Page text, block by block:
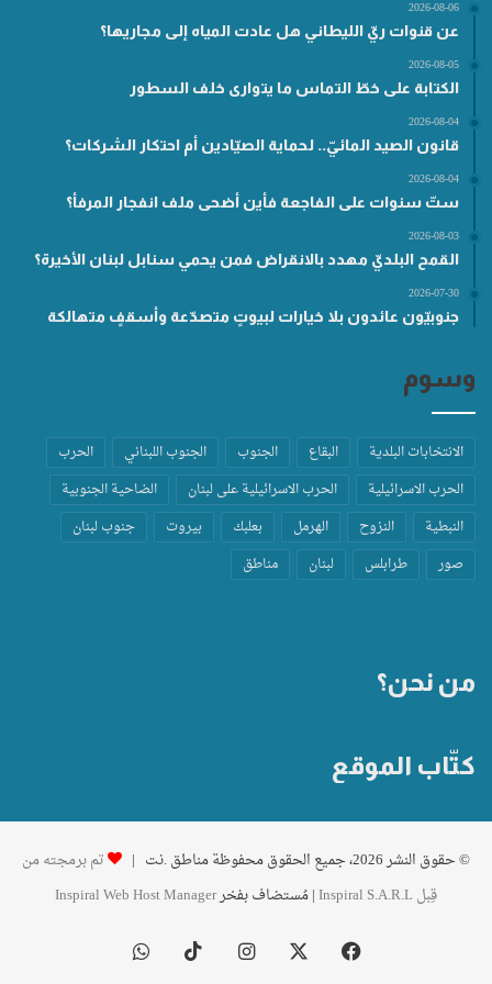
2026-08-06
عن قنوات ريّ الليطاني هل عادت المياه إلى مجاريها؟
2026-08-05
الكتابة على خطّ التماس ما يتوارى خلف السطور
2026-08-04
قانون الصيد المائيّ.. لحماية الصيّادين أم احتكار الشركات؟
2026-08-04
ستّ سنوات على الفاجعة فأين أضحى ملف انفجار المرفأ؟
2026-08-03
القمح البلديّ مهدد بالانقراض فمن يحمي سنابل لبنان الأخيرة؟
2026-07-30
جنوبيّون عائدون بلا خيارات لبيوتٍ متصدّعة وأسقفٍ متهالكة
وسوم
الانتخابات البلدية البقاع الجنوب الجنوب اللبناني
الحرب
الحرب الاسرائيلية
الحرب الاسرائيلية على لبنان
الضاحية الجنوبية
النبطية
النزوح الهرمل بعلبك بيروت
جنوب لبنان
صور
طرابلس لبنان مناطق
من نحن؟
كتّاب الموقع
© حقوق النشر 2026، جميع الحقوق محفوظة مناطق .نت |
تم برمجته من
قِبل Inspiral S.A.R.L
| مُستضاف بفخرInspiral Web Host Manager
فيسبوك انستقرام ‫TikTokواتساب